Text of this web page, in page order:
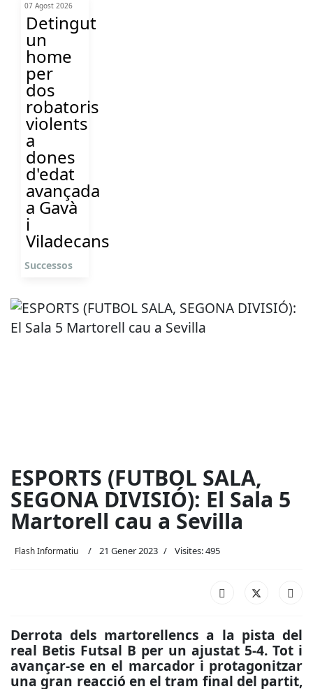
07 Agost 2026
Detingut
un
home
per
dos
robatoris
violents
a
dones
d'edat
avançada
a Gavà
i
Viladecans
Successos
ESPORTS (FUTBOL SALA,
SEGONA DIVISIÓ): El Sala 5
Martorell cau a Sevilla
Flash Informatiu 21 Gener 2023 Visites: 495
Derrota dels martorellencs a la pista del
real Betis Futsal B per un ajustat 5-4. Tot i
avançar-se en el marcador i protagonitzar
una gran reacció en el tram final del partit,